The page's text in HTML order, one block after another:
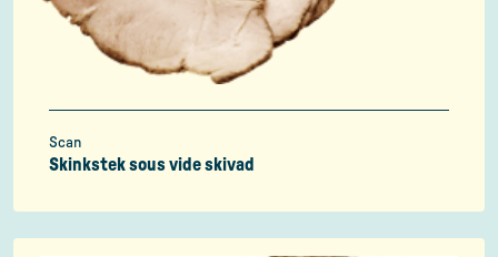
Scan
Skinkstek sous vide skivad